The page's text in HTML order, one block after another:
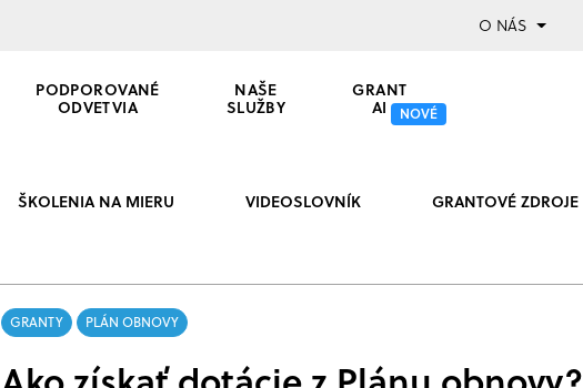
O NÁS
PODPOROVANÉ
ODVETVIA
NAŠE
SLUŽBY
GRANT
AI NOVÉ
ŠKOLENIA NA MIERU VIDEOSLOVNÍK GRANTOVÉ ZDROJE
GRANTY PLÁN OBNOVY